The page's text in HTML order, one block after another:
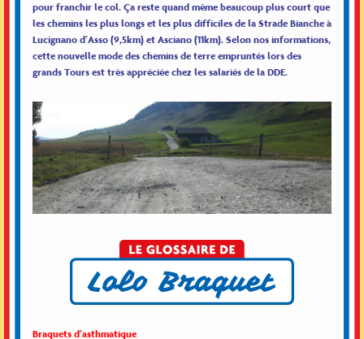
pour franchir le col. Ça reste quand même beaucoup plus court que
les chemins les plus longs et les plus difficiles de la Strade Bianche à
Lucignano d’Asso (9,5km) et Asciano (11km). Selon nos informations,
cette nouvelle mode des chemins de terre empruntés lors des
grands Tours est très appréciée chez les salariés de la DDE.
Braquets d’asthmatique